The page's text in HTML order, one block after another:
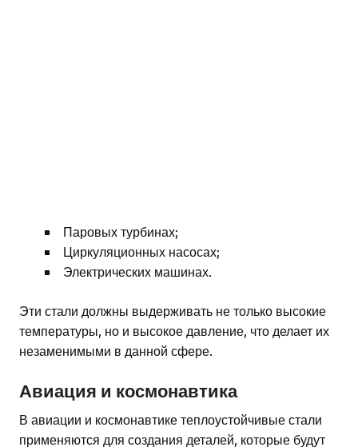
Паровых турбинах;
Циркуляционных насосах;
Электрических машинах.
Эти стали должны выдерживать не только высокие
температуры, но и высокое давление, что делает их
незаменимыми в данной сфере.
Авиация и космонавтика
В авиации и космонавтике теплоустойчивые стали
применяются для создания деталей, которые будут